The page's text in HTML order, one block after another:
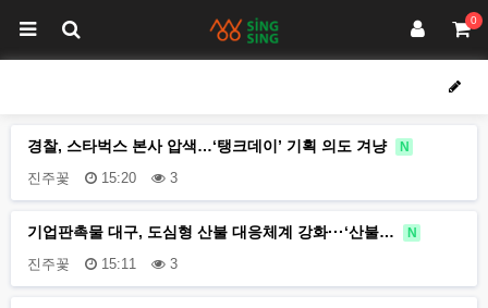
0
경찰, 스타벅스 본사 압색…‘탱크데이’ 기획 의도 겨냥 N
진주꽃 15:20 3
기업판촉물 대구, 도심형 산불 대응체계 강화···‘산불… N
진주꽃 15:11 3